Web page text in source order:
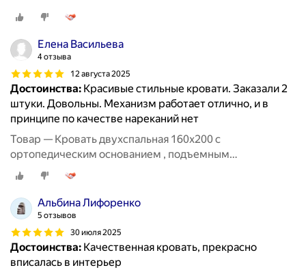
Елена Васильева
4 отзыва
12 августа 2025
Достоинства: Красивые стильные кровати. Заказали 2
штуки. Довольны. Механизм работает отлично, и в
принципе по качестве нареканий нет
Товар — Кровать двухспальная 160х200 с
ортопедическим основанием , подъемным
механизмом и бельевым ящиком
Альбина Лифоренко
5 отзывов
30 июля 2025
Достоинства: Качественная кровать, прекрасно
вписалась в интерьер